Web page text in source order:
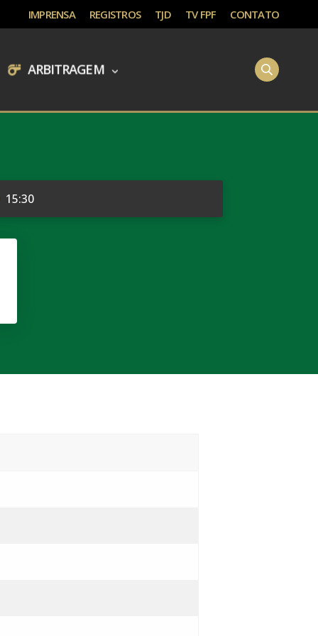
IMPRENSA REGISTROS TJD TV FPF CONTATO
ARBITRAGEM
15:30